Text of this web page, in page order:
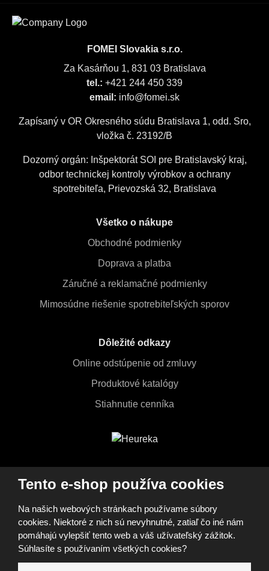
Tento e-shop používa cookies
Na našich webových stránkach používame súbory
cookies. Niektoré z nich sú nevyhnutné, zatiaľ čo iné nám
pomáhajú vylepšiť tento web a váš užívateľský zážitok.
Súhlasíte s používaním všetkých cookies?
FOMEI Slovakia s.r.o.
Za Kasárňou 1, 831 03 Bratislava
tel.: +421 244 450 339
email: info@fomei.sk
Zapísaný v OR Okresného súdu Bratislava 1, odd. Sro,
vložka č. 23192/B
Dozorný orgán: Inšpektorát SOI pre Bratislavský kraj,
odbor technickej kontroly výrobkov a ochrany
spotrebiteľa, Prievozská 32, Bratislava
Všetko o nákupe
Obchodné podmienky
Doprava a platba
Záručné a reklamačné podmienky
Mimosúdne riešenie spotrebiteľských sporov
Dôležité odkazy
Online odstúpenie od zmluvy
Produktové katalógy
Stiahnutie cenníka
ZOBRAZIŤ VŠETKY
MOŽNOSTI NÁKUPU
© 2026, FOMEI s.r.o.
Vyhlásenie o prístupnostiMapa stránokGDPRCookies